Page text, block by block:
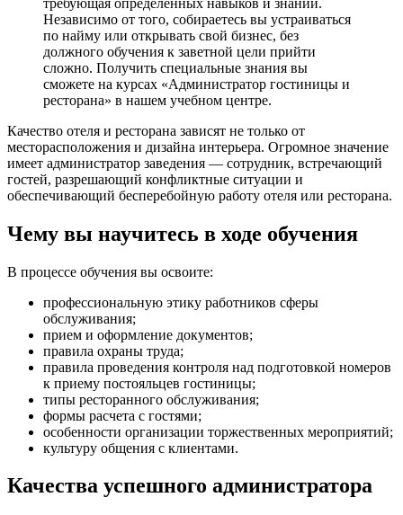
Независимо от того, собираетесь вы устраиваться
по найму или открывать свой бизнес, без
должного обучения к заветной цели прийти
сложно. Получить специальные знания вы
сможете на курсах «Администратор гостиницы и
ресторана» в нашем учебном центре.
Качество отеля и ресторана зависят не только от
месторасположения и дизайна интерьера. Огромное значение
имеет администратор заведения — сотрудник, встречающий
гостей, разрешающий конфликтные ситуации и
обеспечивающий бесперебойную работу отеля или ресторана.
Чему вы научитесь в ходе обучения
В процессе обучения вы освоите:
профессиональную этику работников сферы
обслуживания;
прием и оформление документов;
правила охраны труда;
правила проведения контроля над подготовкой номеров
к приему постояльцев гостиницы;
типы ресторанного обслуживания;
формы расчета с гостями;
особенности организации торжественных мероприятий;
культуру общения с клиентами.
Качества успешного администратора